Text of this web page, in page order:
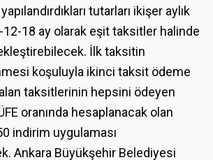
tutarları ikişer aylık
18 ay olarak eşit taksitler halinde
İlk taksitin
koşuluyla ikinci taksit ödeme
taksitlerinin hepsini ödeyen
oranında hesaplanacak olan
indirim uygulaması
Ankara Büyükşehir Belediyesi